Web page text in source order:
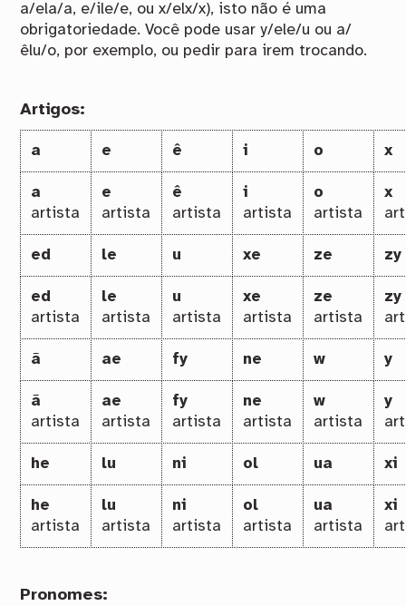
a/ela/a, e/ile/e, ou x/elx/x), isto não é uma
obrigatoriedade. Você pode usar y/ele/u ou a/
êlu/o, por exemplo, ou pedir para irem trocando.
Artigos:
a e ê i o x
a
artista
e
artista
ê
artista
i
artista
o
artista
x
ed le u xe ze zy
ed
artista
le
artista
u
artista
xe
artista
ze
artista
zy
ã ae fy ne w y
ã
artista
ae
artista
fy
artista
ne
artista
w
artista
y
he lu ni ol ua xi
he
artista
lu
artista
ni
artista
ol
artista
ua
artista
xi
Pronomes: